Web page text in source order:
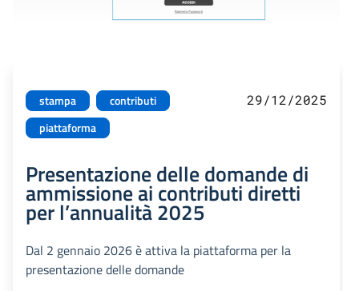
stampa
contributi
piattaforma
29/12/2025
Presentazione delle domande di
ammissione ai contributi diretti
per l’annualità 2025
Dal 2 gennaio 2026 è attiva la piattaforma per la
presentazione delle domande